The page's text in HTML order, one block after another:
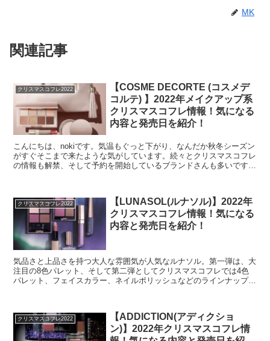
MK
関連記事
クリスマスコフレ2022
【COSME DECORTE (コスメデ
コルテ) 】2022年メイクアップ系
クリスマスコフレ情報！気になる
内容と発売日を紹介！
こんにちは、nokiです。気温もぐっと下がり、なんだか秋冬シーズン
がすぐそこまで来たような気がしています。続々とクリスマスコフレ
の情報も解禁、そして予約を開始しているブランドさんも多いです
クリスマスコフレ2022
【LUNASOL(ルナソル)】2022年
クリスマスコフレ情報！気になる
内容と発売日を紹介！
気品さと上品さを持つ大人な雰囲気が人気なルナソル。第一弾は、大
注目の8色パレット、そして第二弾としてクリスマスコフレでは4色
パレット、フェイスカラー、ネイルポリッシュなどのラインナップと
クリスマスコフレ2022
【ADDICTION(アディクショ
ン)】2022年クリスマスコフレ情